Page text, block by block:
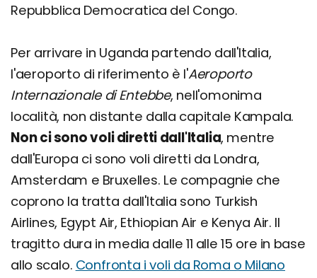
Repubblica Democratica del Congo.
Per arrivare in Uganda partendo dall'Italia,
l'aeroporto di riferimento è l'Aeroporto
Internazionale di Entebbe, nell'omonima
località, non distante dalla capitale Kampala.
Non ci sono voli diretti dall'Italia, mentre
dall'Europa ci sono voli diretti da Londra,
Amsterdam e Bruxelles. Le compagnie che
coprono la tratta dall'Italia sono Turkish
Airlines, Egypt Air, Ethiopian Air e Kenya Air. Il
tragitto dura in media dalle 11 alle 15 ore in base
allo scalo. Confronta i voli da Roma o Milano